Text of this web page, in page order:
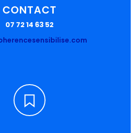
CONTACT
07 72 14 63 52